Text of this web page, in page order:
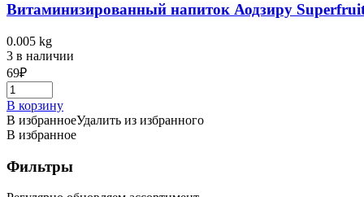
Витаминизированный напиток Аодзиру
0.005 kg
3 в наличии
69₽
В корзину
В избранноеУдалить из избранного
В избранное
Фильтры